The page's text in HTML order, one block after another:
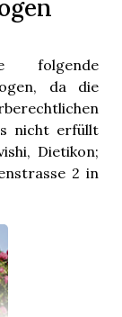
folgende
da die
nicht erfüllt
Dietikon;
2 in